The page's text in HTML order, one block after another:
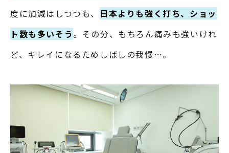
度に加減はしつつも、 日本よりも強く打ち、ショッ
ト数も多いそう。その分、もちろん痛みも強いけれ
ど、キレイになるためしばしの我慢…。